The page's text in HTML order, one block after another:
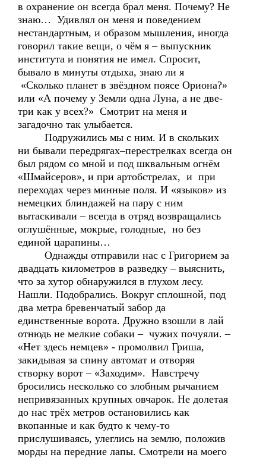
в охранение он всегда брал меня. Почему? Не
знаю… Удивлял он меня и поведением
нестандартным, и образом мышления, иногда
говорил такие вещи, о чём я – выпускник
института и понятия не имел. Спросит,
бывало в минуты отдыха, знаю ли я
«Сколько планет в звёздном поясе Ориона?»
или «А почему у Земли одна Луна, а не две-
три как у всех?» Смотрит на меня и
загадочно так улыбается.
Подружились мы с ним. И в скольких
ни бывали передрягах–перестрелках всегда он
был рядом со мной и под шквальным огнём
«Шмайсеров», и при артобстрелах, и при
переходах через минные поля. И «языков» из
немецких блиндажей на пару с ним
вытаскивали – всегда в отряд возвращались
оглушённые, мокрые, голодные, но без
единой царапины…
Однажды отправили нас с Григорием за
двадцать километров в разведку – выяснить,
что за хутор обнаружился в глухом лесу.
Нашли. Подобрались. Вокруг сплошной, под
два метра бревенчатый забор да
единственные ворота. Дружно взошли в лай
отнюдь не мелкие собаки – чужих почуяли. –
«Нет здесь немцев» - промолвил Гриша,
закидывая за спину автомат и отворяя
створку ворот – «Заходим». Навстречу
бросились несколько со злобным рычанием
непривязанных крупных овчарок. Не долетая
до нас трёх метров остановились как
вкопанные и как будто к чему-то
прислушиваясь, улеглись на землю, положив
морды на передние лапы. Смотрели на моего